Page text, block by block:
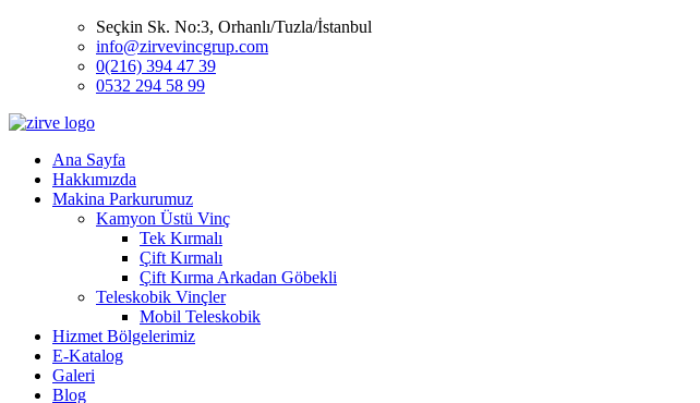
Seçkin Sk. No:3, Orhanlı/Tuzla/İstanbul
info@zirvevincgrup.com
0(216) 394 47 39
0532 294 58 99
Ana Sayfa
Hakkımızda
Makina Parkurumuz
Kamyon Üstü Vinç
Tek Kırmalı
Çift Kırmalı
Çift Kırma Arkadan Göbekli
Teleskobik Vinçler
Mobil Teleskobik
Hizmet Bölgelerimiz
E-Katalog
Galeri
Blog